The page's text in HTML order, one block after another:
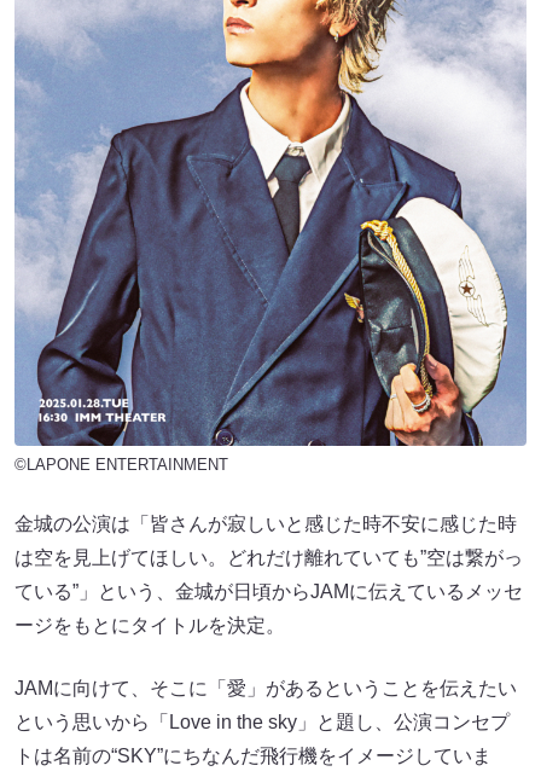
©LAPONE ENTERTAINMENT
金城の公演は「皆さんが寂しいと感じた時不安に感じた時
は空を見上げてほしい。どれだけ離れていても”空は繋がっ
ている”」という、金城が日頃からJAMに伝えているメッセ
ージをもとにタイトルを決定。
JAMに向けて、そこに「愛」があるということを伝えたい
という思いから「Love in the sky」と題し、公演コンセプ
トは名前の“SKY”にちなんだ飛行機をイメージしていま